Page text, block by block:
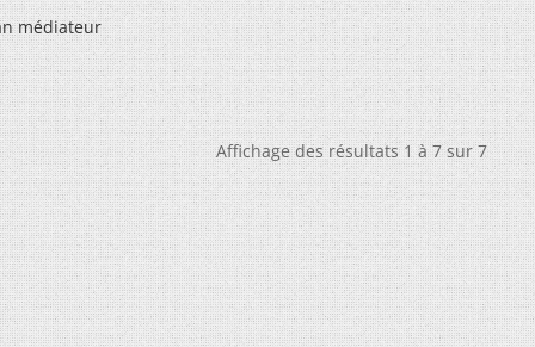
médiateur
Affichage des résultats 1 à 7 sur 7